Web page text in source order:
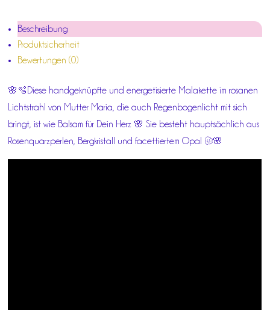
Beschreibung
Produktsicherheit
Bewertungen (0)
🌸🫧Diese handgeknüpfte und energetisierte Malakette im rosanen
Lichtstrahl von Mutter Maria, die auch Regenbogenlicht mit sich
bringt, ist wie Balsam für Dein Herz 🌸 Sie besteht hauptsächlich aus
Rosenquarzperlen, Bergkristall und facettiertem Opal ☺️🌸